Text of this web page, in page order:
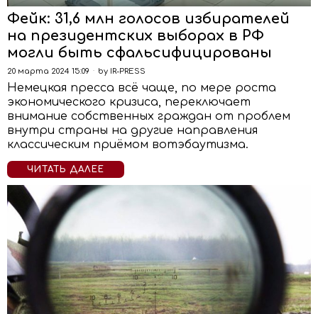
Фейк: 31,6 млн голосов избирателей
на президентских выборах в РФ
могли быть сфальсифицированы
20 марта 2024 15:09 by IR-PRESS
Немецкая пресса всё чаще, по мере роста
экономического кризиса, переключает
внимание собственных граждан от проблем
внутри страны на другие направления
классическим приёмом вотэбаутизма.
ЧИТАТЬ ДАЛЕЕ